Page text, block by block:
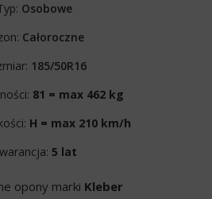
Osobowe
Całoroczne
185/50R16
81 = max 462 kg
H = max 210 km/h
5 lat
opony marki Kleber